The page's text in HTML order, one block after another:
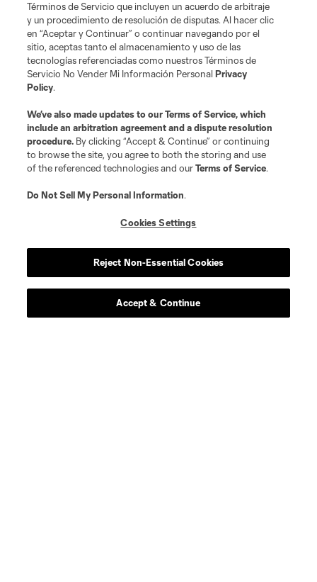
Términos de Servicio que incluyen un acuerdo de arbitraje
y un procedimiento de resolución de disputas. Al hacer clic
en “Aceptar y Continuar” o continuar navegando por el
sitio, aceptas tanto el almacenamiento y uso de las
tecnologías referenciadas como nuestros Términos de
Servicio No Vender Mi Información PersonalPrivacy
Policy.
We’ve also made updates to ourTerms of Service, which
include an arbitration agreement and a dispute resolution
procedure. By clicking “Accept & Continue” or continuing
to browse the site, you agree to both the storing and use
of the referenced technologies and ourTerms of Service.
Do Not Sell My Personal Information.
Cookies Settings
Reject Non-Essential Cookies
Accept & Continue